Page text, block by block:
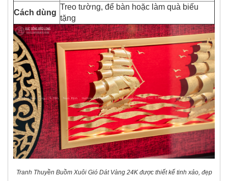
Cách dùng
Treo tường, để bàn hoặc làm quà biếu
tặng
Tranh Thuyền Buồm Xuôi Gió Dát Vàng 24K được thiết kế tinh xảo, đẹp